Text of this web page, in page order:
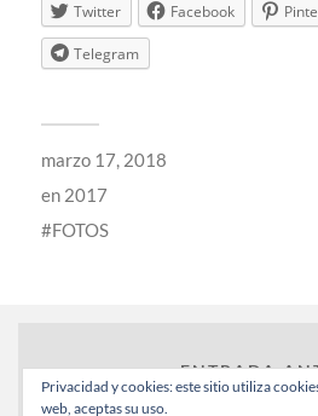
Twitter Facebook
Telegram
marzo 17, 2018
en 2017
FOTOS
← ENTRADA
Privacidad y cookies: este sitio utiliza
web, aceptas su uso.